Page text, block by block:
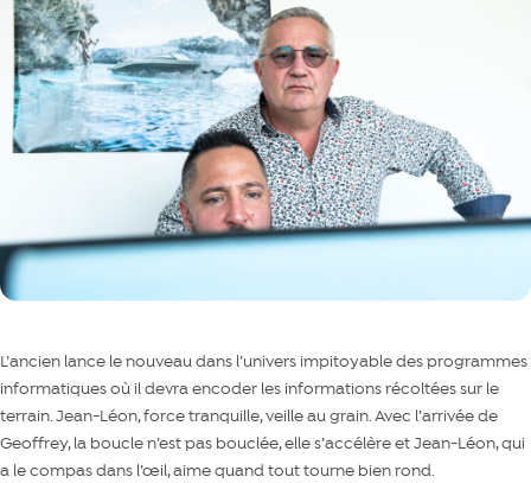
L’ancien lance le nouveau dans l’univers impitoyable des programmes
informatiques où il devra encoder les informations récoltées sur le
terrain. Jean-Léon, force tranquille, veille au grain. Avec l’arrivée de
Geoffrey, la boucle n’est pas bouclée, elle s’accélère et Jean-Léon, qui
a le compas dans l’œil, aime quand tout tourne bien rond.